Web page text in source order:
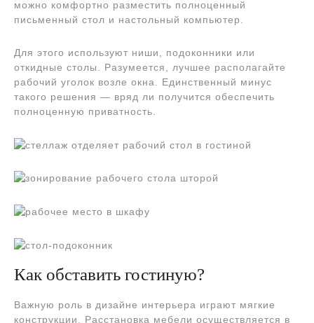
можно комфортно разместить полноценный
письменный стол и настольный компьютер.
Для этого используют ниши, подоконники или
откидные столы. Разумеется, лучшее располагайте
рабочий уголок возле окна. Единственный минус
такого решения — вряд ли получится обеспечить
полноценную приватность.
Как обставить гостиную?
Важную роль в дизайне интерьера играют мягкие
конструкции. Расстановка мебели осуществляется в